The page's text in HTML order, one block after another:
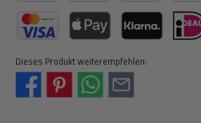
Kredit- oder Debitkarte
Dieses Produkt weiterempfehlen: